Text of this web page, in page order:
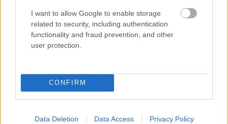
I want to allow Google to enable storage
related to security, including authentication
functionality and fraud prevention, and other
user protection.
CONFIRM
Data Deletion Data Access Privacy Policy